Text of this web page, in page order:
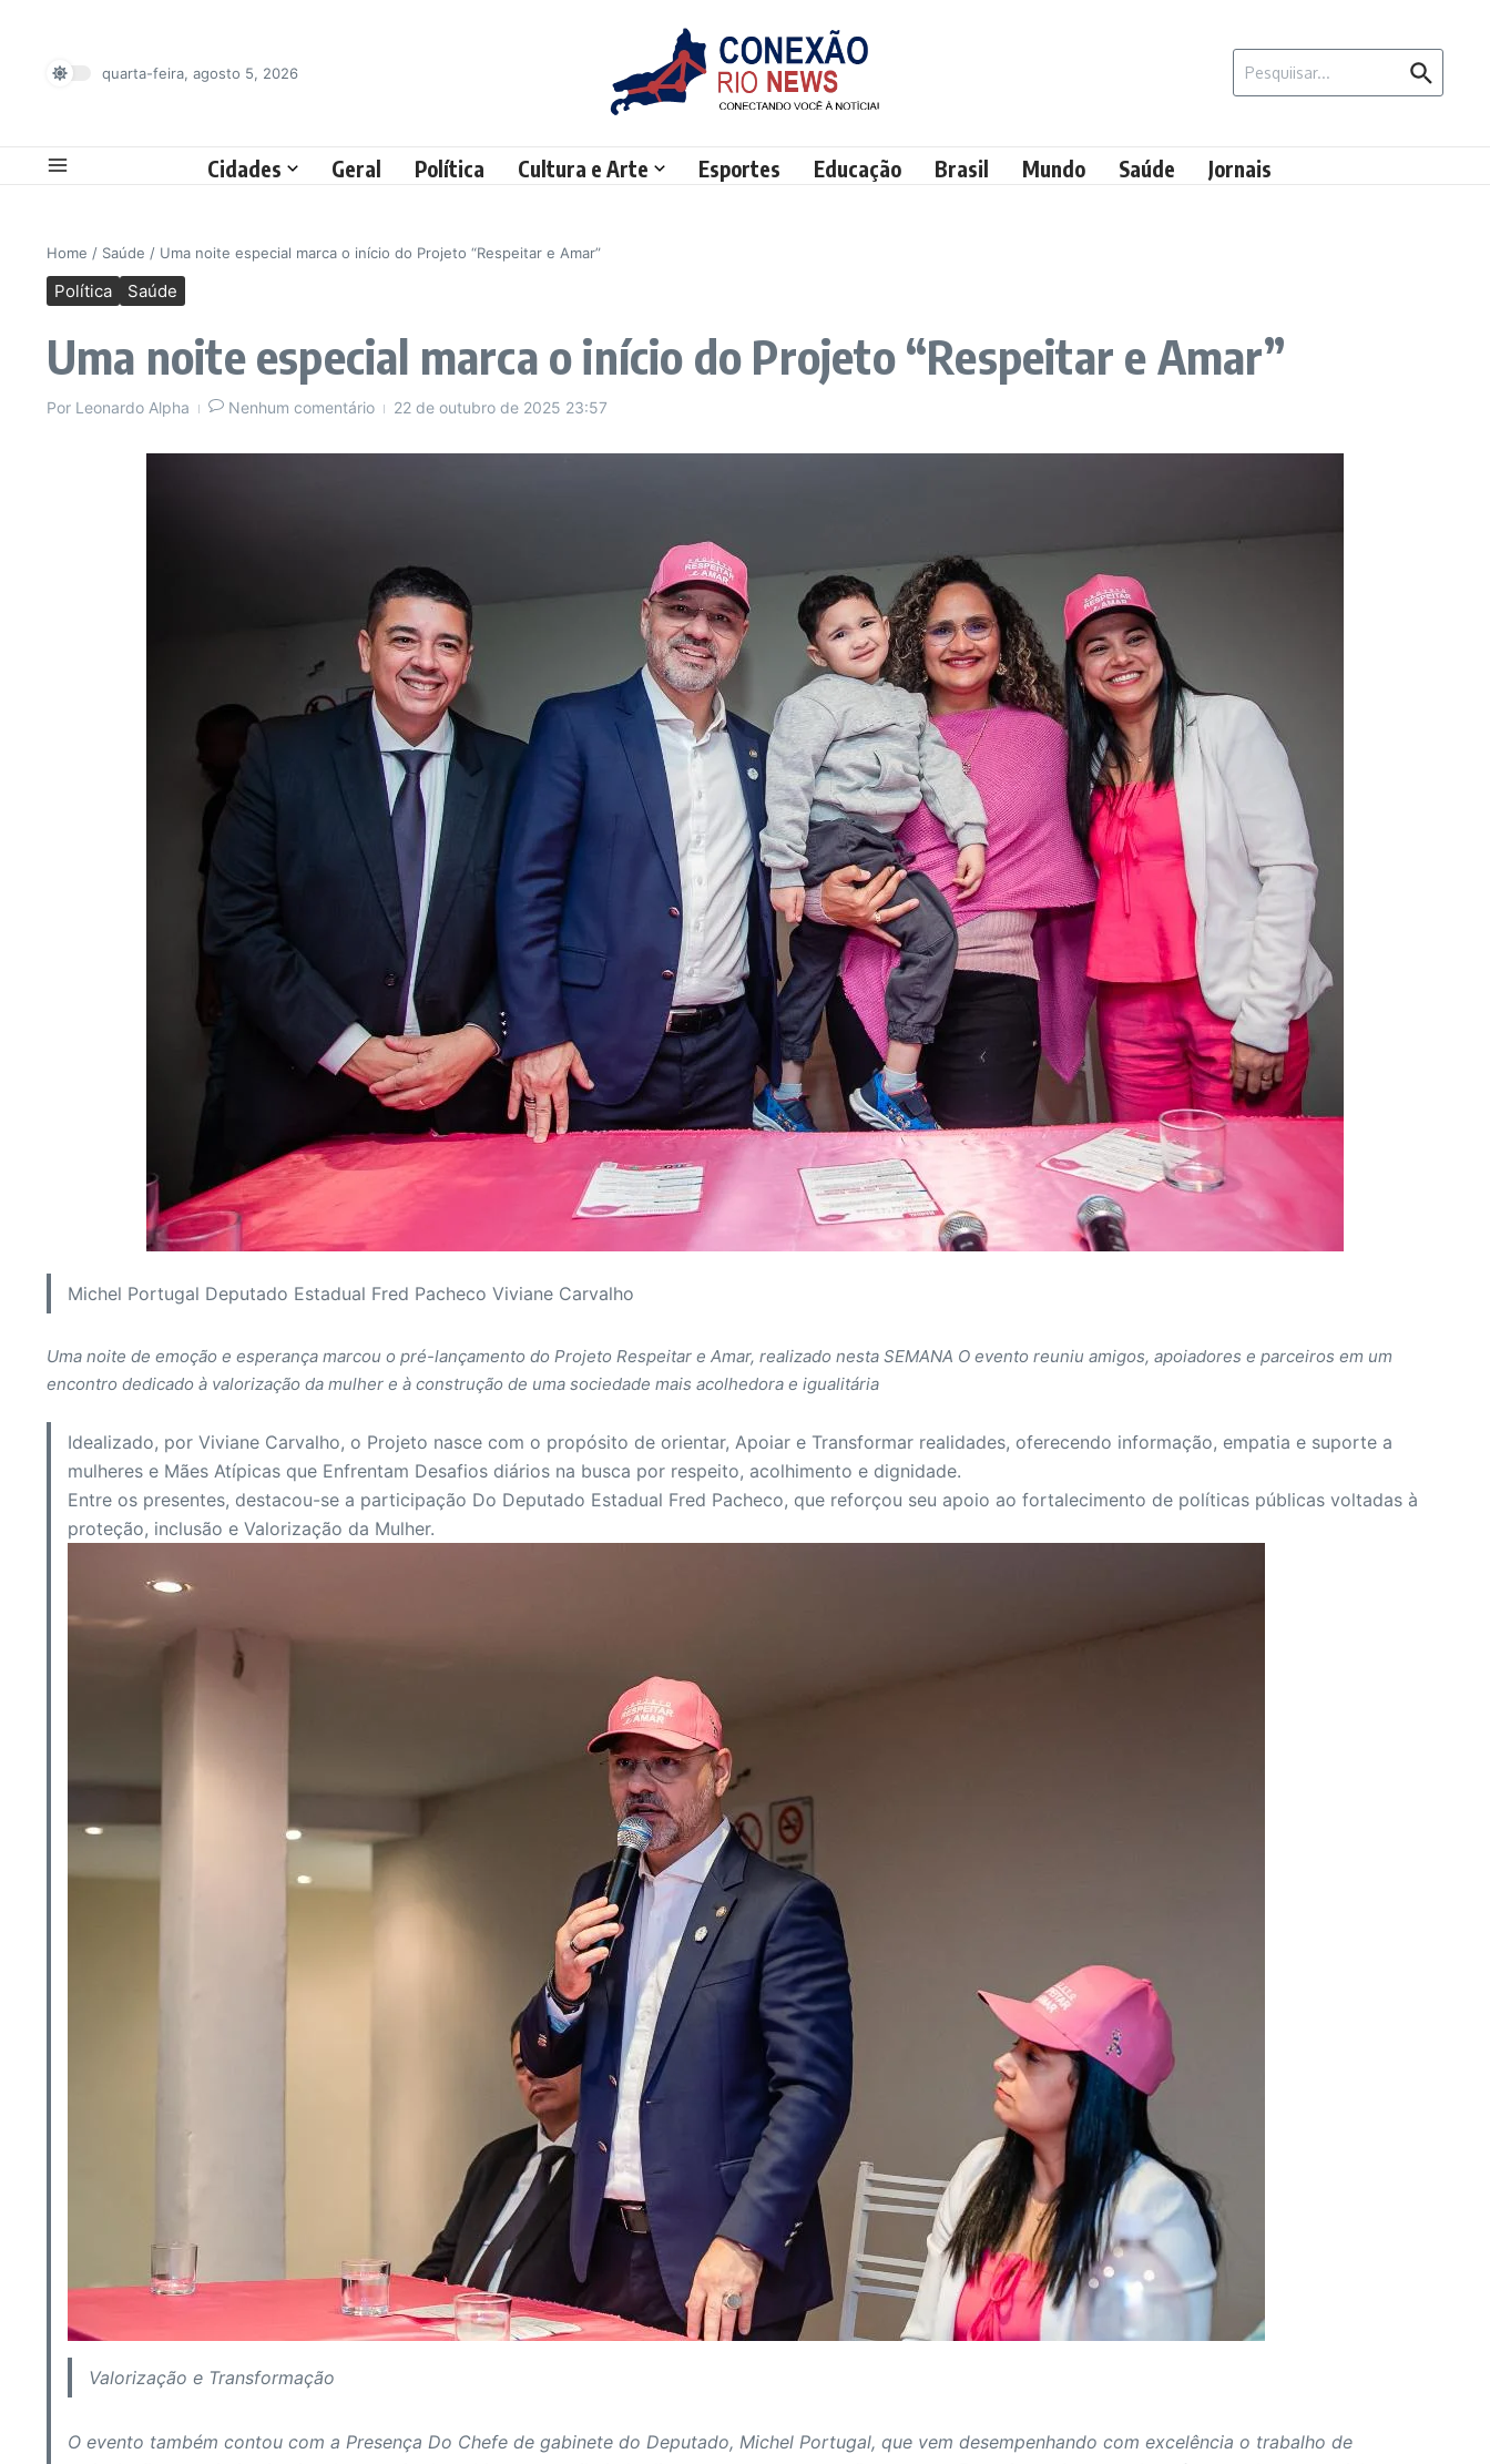
quarta-feira, agosto 5, 2026
Cidades Geral Política Cultura e Arte Esportes Educação Brasil Mundo Saúde Jornais
Home / Saúde / Uma noite especial marca o início do Projeto “Respeitar e Amar”
Política Saúde
Uma noite especial marca o início do Projeto “Respeitar e Amar”
Por Leonardo Alpha Nenhum comentário 22 de outubro de 2025 23:57
Michel Portugal Deputado Estadual Fred Pacheco Viviane Carvalho
Uma noite de emoção e esperança marcou o pré-lançamento do Projeto Respeitar e Amar, realizado nesta SEMANA O evento reuniu amigos, apoiadores e parceiros em um
encontro dedicado à valorização da mulher e à construção de uma sociedade mais acolhedora e igualitária
Idealizado, por Viviane Carvalho, o Projeto nasce com o propósito de orientar, Apoiar e Transformar realidades, oferecendo informação, empatia e suporte a
mulheres e Mães Atípicas que Enfrentam Desafios diários na busca por respeito, acolhimento e dignidade.
Entre os presentes, destacou-se a participação Do Deputado Estadual Fred Pacheco, que reforçou seu apoio ao fortalecimento de políticas públicas voltadas à
proteção, inclusão e Valorização da Mulher.
Valorização e Transformação
O evento também contou com a Presença Do Chefe de gabinete do Deputado, Michel Portugal, que vem desempenhando com excelência o trabalho de